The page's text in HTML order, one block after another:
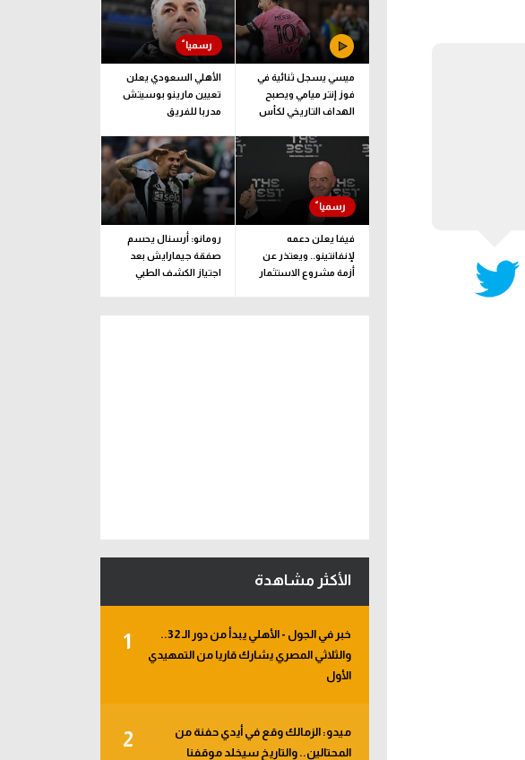
ميسي يسجل ثنائية في
فوز إنتر ميامي ويصبح
الهداف التاريخي لكأس
الأهلي السعودي يعلن
تعيين مارينو بوسيتش
مدربا للفريق
فيفا يعلن دعمه
لإنفانتينو.. ويعتذر عن
أزمة مشروع الاستثمار
رومانو: أرسنال يحسم
صفقة جيمارايش بعد
اجتياز الكشف الطبي
الأكثر مشاهدة
1
خبر في الجول - الأهلي يبدأ من دور الـ 32..
والثلاثي المصري يشارك قاريا من التمهيدي
الأول
2
ميدو: الزمالك وقع في أيدي حفنة من
المحتالين.. والتاريخ سيخلد موقفنا